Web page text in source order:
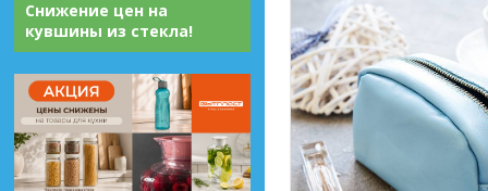
Снижение цен на
кувшины из стекла!